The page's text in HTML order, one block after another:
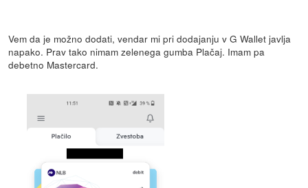
Vem da je možno dodati, vendar mi pri dodajanju v G Wallet javlja
napako. Prav tako nimam zelenega gumba Plačaj. Imam pa
debetno Mastercard.